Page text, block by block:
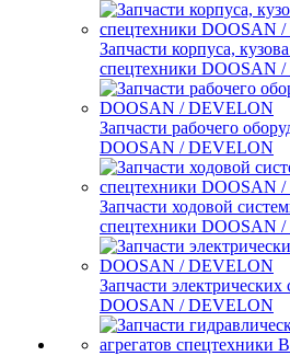
Запчасти корпуса,
спецтехники DOOSAN
Запчасти рабочего
DOOSAN / DEVELON
Запчасти ходовой
спецтехники DOOSAN
Запчасти
DOOSAN / DEVELON